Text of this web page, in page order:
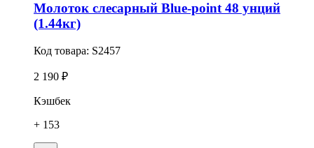
Молоток слесарный Blue-point 48 унций
(1.44кг)
Код товара: S2457
2 190 ₽
Кэшбек
+ 153